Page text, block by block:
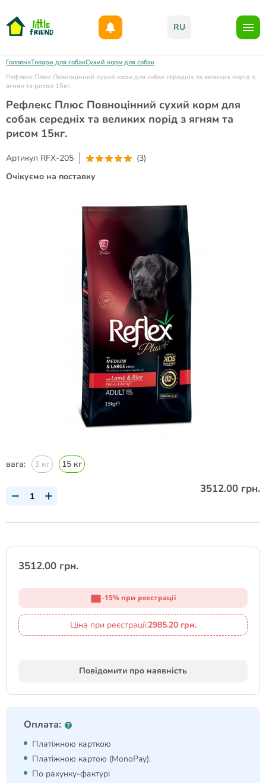
RU
ГоловнаТовари для собакСухий корм для собак
Рефлекс Плюс Повноцінний сухий корм для собак середніх та великих порід з
ягням та рисом 15кг.
Рефлекс Плюс Повноцінний сухий корм для
собак середніх та великих порід з ягням та
рисом 15кг.
Артикул RFX-205
(3)
Очікуємо на поставку
вага: 3 кг 15 кг
3512.00 грн.
3512.00 грн.
-15% при реєстрації
Ціна при реєстрації:2985.20 грн.
Повідомити про наявність
Оплата:
Платіжною карткою
Платіжною картою (MonoPay).
По рахунку-фактурі